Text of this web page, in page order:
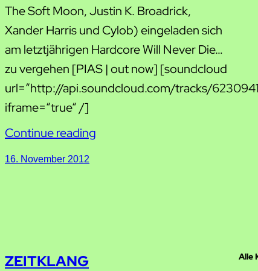
The Soft Moon, Justin K. Broadrick,
Xander Harris und Cylob) eingeladen sich
am letztjährigen Hardcore Will Never Die…
zu vergehen [PIAS | out now] [soundcloud
url=“http://api.soundcloud.com/tracks/
iframe=“true“ /]
Continue reading
16. November 2012
ZEITKLANG Alle